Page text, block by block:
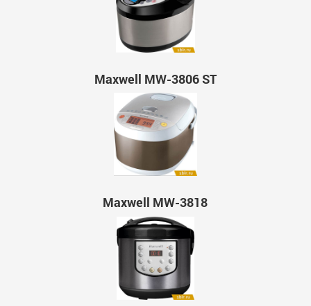
Maxwell MW-3806 ST
Maxwell MW-3818